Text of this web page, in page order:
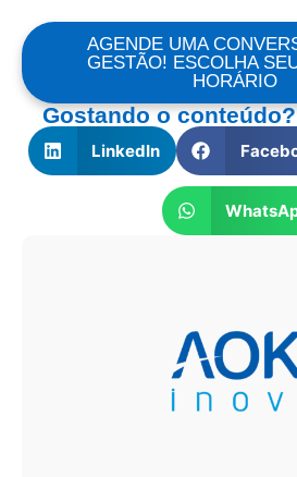
AGENDE UMA
GESTÃO! ESCOLHA
HORÁRIO
Gostando o
LinkedIn